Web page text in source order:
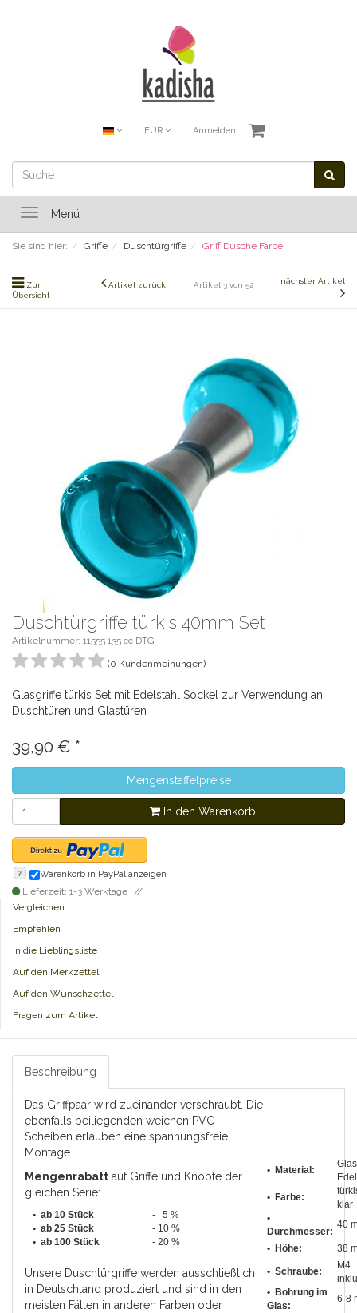
EUR Anmelden
ToggleMenü
Sie sind hier: Griffe Duschtürgriffe Griff Dusche Farbe
Zur
Übersicht
Artikel zurück Artikel 3 von 52 nächster Artikel
Duschtürgriffe türkis 40mm Set
Artikelnummer: 11555 135 cc DTG
(0 Kundenmeinungen)
Glasgriffe türkis Set mit Edelstahl Sockel zur Verwendung an
Duschtüren und Glastüren
39,90 € *
Mengenstaffelpreise
In den Warenkorb
? Warenkorb in PayPal anzeigen
Lieferzeit: 1-3 Werktage
Vergleichen
Empfehlen
In die Lieblingsliste
Auf den Merkzettel
Auf den Wunschzettel
Fragen zum Artikel
Beschreibung
Das Griffpaar wird zueinander verschraubt. Die
ebenfalls beiliegenden weichen PVC
Scheiben erlauben eine spannungsfreie
Montage.
Mengenrabatt auf Griffe und Knöpfe der
gleichen Serie:
• ab 10 Stück
- 5 %
• ab 25 Stück
- 10 %
• ab 100 Stück - 20 %
Unsere Duschtürgriffe werden ausschließlich
in Deutschland produziert und sind in den
meisten Fällen in anderen Farben oder
• Material:
• Farbe:
klar
•
Durchmesser:
40
• Höhe: 38
• Schraube:
M4
• Bohrung im
Glas:
6-8